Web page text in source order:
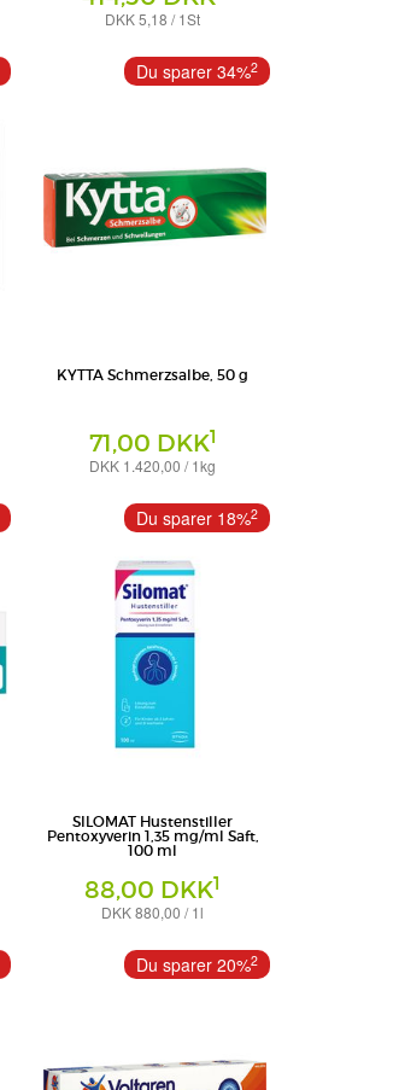
DKK 5,18 / 1St
Certmedica International GmbH
KYTTA Schmerzsalbe, 50 g
71,00 DKK1
DKK 1.420,00 / 1kg
WICK Pharma - Zweigniederlassung der
Procter & Gamble GmbH
Du sparer 34%2
SILOMAT Hustenstiller
Pentoxyverin 1,35 mg/ml Saft,
100 ml
88,00 DKK1
DKK 880,00 / 1l
STADA Consumer Health Deutschland
Du sparer 18%2
Du sparer 20%2